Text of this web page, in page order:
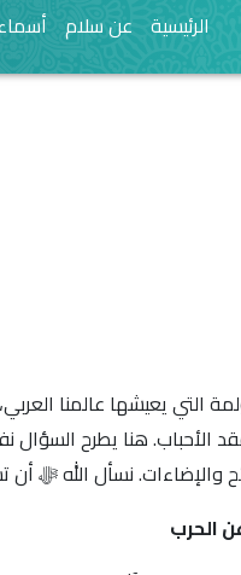
الرئيسية عن سلام
التي يعيشها عالمنا
الأحباب. هنا يطرح
نسأل الله ﷻ أن
الحرب